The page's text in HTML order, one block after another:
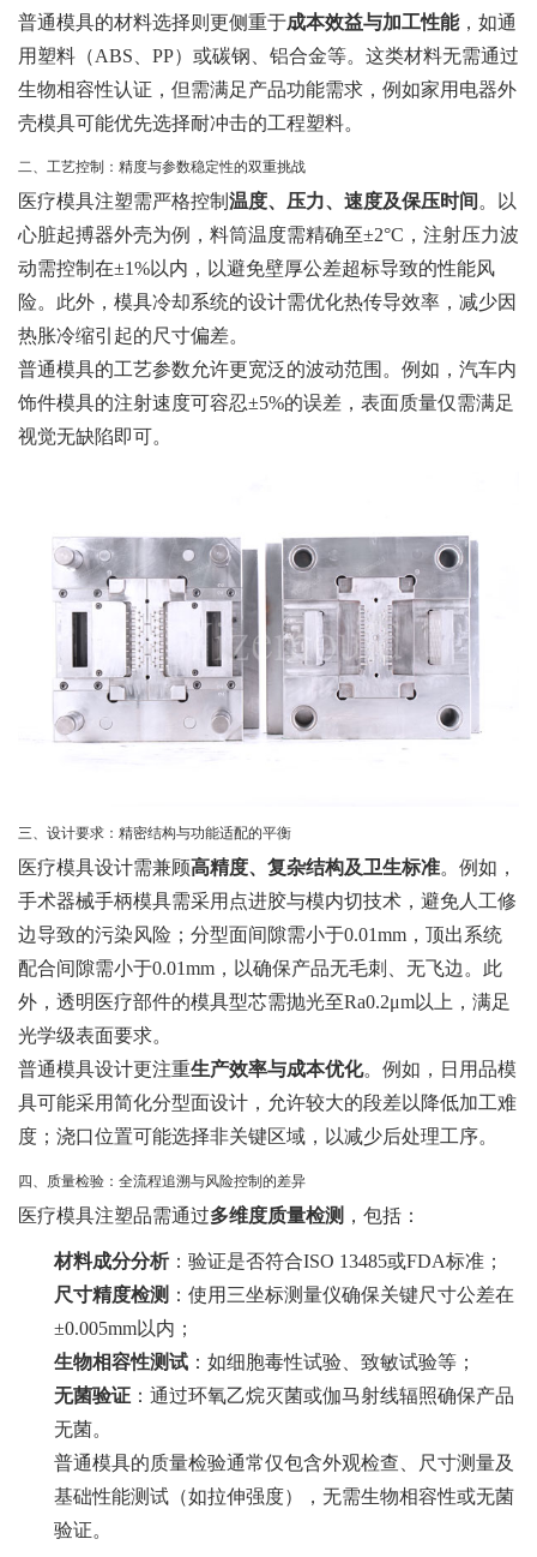
普通模具的材料选择则更侧重于成本效益与加工性能，如通
用塑料（ABS、PP）或碳钢、铝合金等。这类材料无需通过
生物相容性认证，但需满足产品功能需求，例如家用电器外
壳模具可能优先选择耐冲击的工程塑料。
二、工艺控制：精度与参数稳定性的双重挑战
医疗模具注塑需严格控制 温度、压力、速度及保压时间 。以
心脏起搏器外壳为例，料筒温度需精确至±2°C，注射压力波
动需控制在±1%以内，以避免壁厚公差超标导致的性能风
险。此外，模具冷却系统的设计需优化热传导效率，减少因
热胀冷缩引起的尺寸偏差。
普通模具的工艺参数允许更宽泛的波动范围。例如，汽车内
饰件模具的注射速度可容忍±5%的误差，表面质量仅需满足
视觉无缺陷即可。
三、设计要求：精密结构与功能适配的平衡
医疗模具设计需兼顾高精度、复杂结构及卫生标准。例如，
手术器械手柄模具需采用点进胶与模内切技术，避免人工修
边导致的污染风险；分型面间隙需小于0.01mm，顶出系统
配合间隙需小于0.01mm，以确保产品无毛刺、无飞边。此
外，透明医疗部件的模具型芯需抛光至Ra0.2μm以上，满足
光学级表面要求。
普通模具设计更注重生产效率与成本优化。例如，日用品模
具可能采用简化分型面设计，允许较大的段差以降低加工难
度；浇口位置可能选择非关键区域，以减少后处理工序。
四、质量检验：全流程追溯与风险控制的差异
医疗模具注塑品需通过多维度质量检测 ，包括：
材料成分分析：验证是否符合ISO 13485或FDA标准；
尺寸精度检测 ：使用三坐标测量仪确保关键尺寸公差在
±0.005mm以内；
生物相容性测试 ：如细胞毒性试验、致敏试验等；
无菌验证 ：通过环氧乙烷灭菌或伽马射线辐照确保产品
无菌。
普通模具的质量检验通常仅包含外观检查、尺寸测量及
基础性能测试（如拉伸强度），无需生物相容性或无菌
验证。